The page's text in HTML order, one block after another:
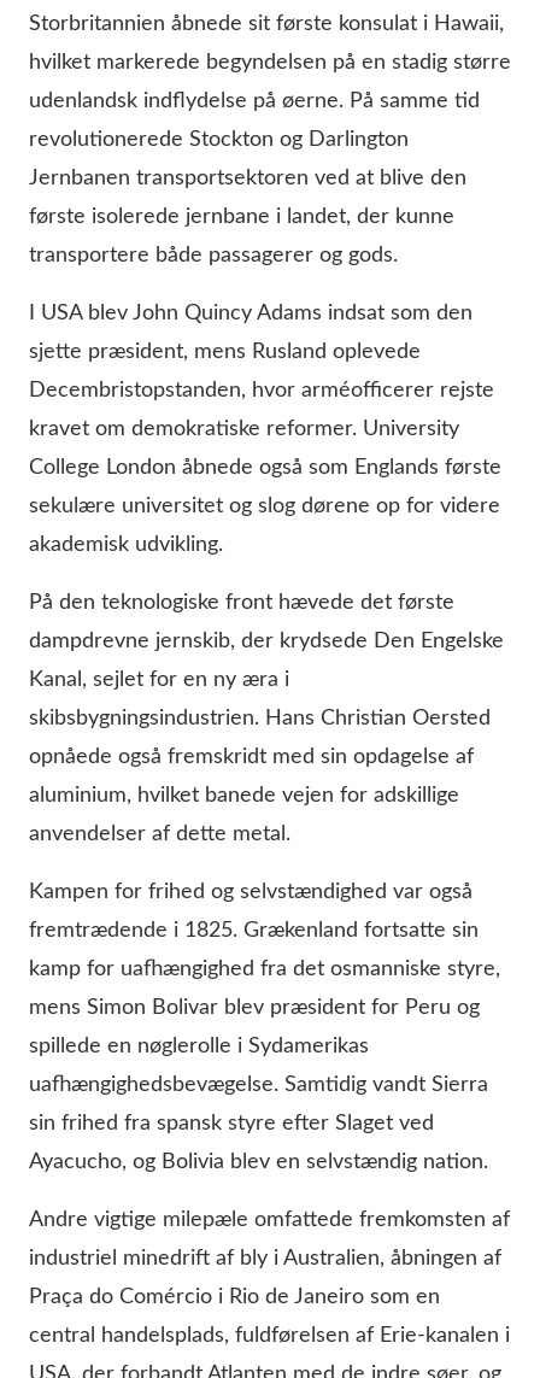
Storbritannien åbnede sit første konsulat i Hawaii,
hvilket markerede begyndelsen på en stadig større
udenlandsk indflydelse på øerne. På samme tid
revolutionerede Stockton og Darlington
Jernbanen transportsektoren ved at blive den
første isolerede jernbane i landet, der kunne
transportere både passagerer og gods.
I USA blev John Quincy Adams indsat som den
sjette præsident, mens Rusland oplevede
Decembristopstanden, hvor arméofficerer rejste
kravet om demokratiske reformer. University
College London åbnede også som Englands første
sekulære universitet og slog dørene op for videre
akademisk udvikling.
På den teknologiske front hævede det første
dampdrevne jernskib, der krydsede Den Engelske
Kanal, sejlet for en ny æra i
skibsbygningsindustrien. Hans Christian Oersted
opnåede også fremskridt med sin opdagelse af
aluminium, hvilket banede vejen for adskillige
anvendelser af dette metal.
Kampen for frihed og selvstændighed var også
fremtrædende i 1825. Grækenland fortsatte sin
kamp for uafhængighed fra det osmanniske styre,
mens Simon Bolivar blev præsident for Peru og
spillede en nøglerolle i Sydamerikas
uafhængighedsbevægelse. Samtidig vandt Sierra
sin frihed fra spansk styre efter Slaget ved
Ayacucho, og Bolivia blev en selvstændig nation.
Andre vigtige milepæle omfattede fremkomsten af
industriel minedrift af bly i Australien, åbningen af
Praça do Comércio i Rio de Janeiro som en
central handelsplads, fuldførelsen af Erie-kanalen i